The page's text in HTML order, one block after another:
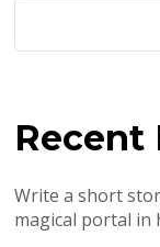
Recent
Write a short
magical portal in